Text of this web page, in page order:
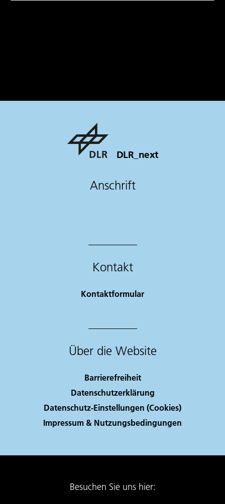
DLR_next
Anschrift
Kontakt
Kontaktformular
Über die Website
Barrierefreiheit
Datenschutzerklärung
Datenschutz-Einstellungen (Cookies)
Impressum & Nutzungsbedingungen
Besuchen Sie uns hier: